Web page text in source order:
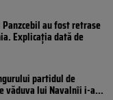
au fost retrase
Explicația dată de
partidul de
văduva lui Navalnîi i-a...